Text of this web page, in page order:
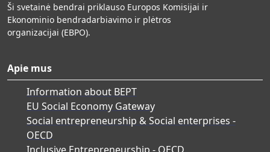
Ši svetainė bendrai priklauso Europos Komisijai ir
Ekonominio bendradarbiavimo ir plėtros
organizacijai (EBPO).
Apie mus
Information about BEPT
EU Social Economy Gateway
Social entrepreneurship & Social enterprises -
OECD